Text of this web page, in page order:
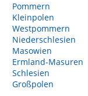
Pommern
Kleinpolen
Westpommern
Niederschlesien
Masowien
Ermland-Masuren
Schlesien
Großpolen